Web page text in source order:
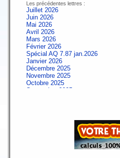
Les précédentes lettres :
Juillet 2026
Juin 2026
Mai 2026
Avril 2026
Mars 2026
Février 2026
Spécial AQ 7.87 jan.2026
Janvier 2026
Décembre 2025
Novembre 2025
Octobre 2025
Septembre 2025
Spécial AQ 7.84 jan.2025